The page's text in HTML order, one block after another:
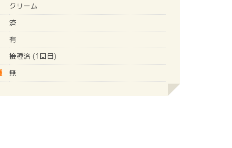
クリーム
済
有
接種済 (1回目)
無